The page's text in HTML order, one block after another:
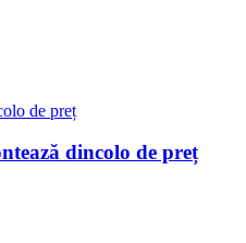
dincolo de preț